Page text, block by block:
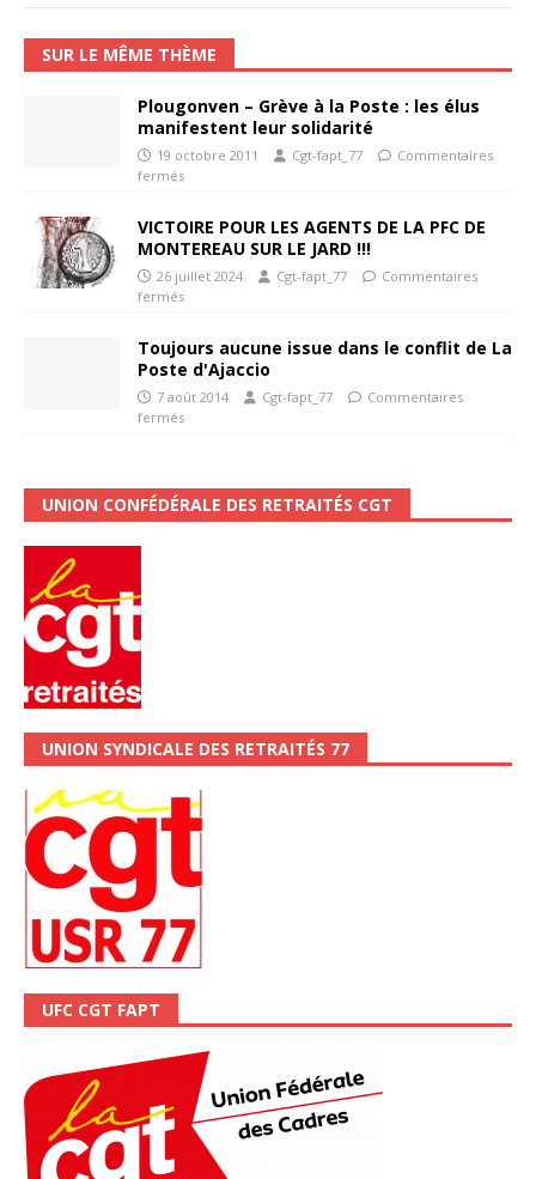
SUR LE MÊME THÈME
Plougonven – Grève à la Poste : les élus
manifestent leur solidarité
19 octobre 2011 Cgt-fapt_77
Commentaires
fermés
VICTOIRE POUR LES AGENTS DE LA PFC DE
MONTEREAU SUR LE JARD !!!
26 juillet 2024 Cgt-fapt_77
Commentaires
fermés
Toujours aucune issue dans le conflit de La
Poste d'Ajaccio
7 août 2014 Cgt-fapt_77
Commentaires
fermés
UNION CONFÉDÉRALE DES RETRAITÉS CGT
UNION SYNDICALE DES RETRAITÉS 77
UFC CGT FAPT